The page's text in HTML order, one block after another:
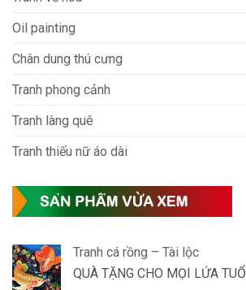
Oil painting
Chân dung thú cưng
Tranh phong cảnh
Tranh làng quê
Tranh thiếu nữ áo dài
Tranh cá rồng – Tài lộc
QUÀ TẶNG CHO MỌI LỨA TUỔI